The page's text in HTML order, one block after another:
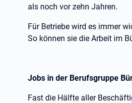
als noch vor zehn Jahren.
Für Betriebe wird es immer
So können sie die Arbeit im
Jobs in der Berufsgruppe
Fast die Hälfte aller